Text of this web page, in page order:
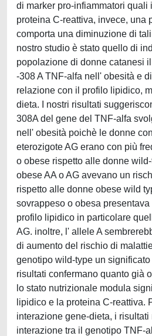
di marker pro-infiammatori quali
proteina C-reattiva, invece, una
comporta una diminuzione di
nostro studio è stato quello di
popolazione di donne catanesi
-308 A TNF-alfa nell' obesità e
relazione con il profilo lipidico,
dieta. I nostri risultati
308A del gene del TNF-alfa
nell' obesità poichè le donne
eterozigote AG erano con più
o obese rispetto alle donne
obese AA o AG avevano un
rispetto alle donne obese wild
sovrappeso o obesa presentava
profilo lipidico in particolare
AG. inoltre, l' allele A
di aumento del rischio di
genotipo wild-type un significato
risultati confermano quanto già
lo stato nutrizionale modula
lipidico e la proteina C-reattiva.
interazione gene-dieta, i risultati
interazione tra il genotipo TNF-